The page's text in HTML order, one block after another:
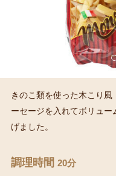
きのこ類を使った木こり
ーセージを入れてボリュ
げました。
調理時間 20分